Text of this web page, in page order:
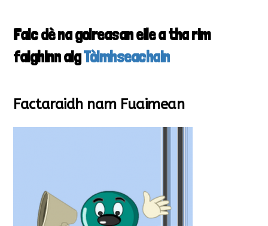
Faic dè na goireasan eile a tha rim
faighinn aigTòimhseachain
Factaraidh nam Fuaimean